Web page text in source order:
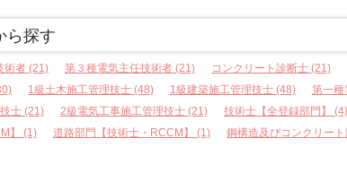
ら探す
術者 (21) 第３種電気主任技術者 (21) コンクリート診断士 (21)
1級土木施工管理技士 (48) 1級建築施工管理技士 (48)
第一種
士 (21) 2級電気工事施工管理技士 (21)
技術士【全登録部門】 (4)
】 (1)
道路部門【技術士・RCCM】 (1)
鋼構造及びコンクリー